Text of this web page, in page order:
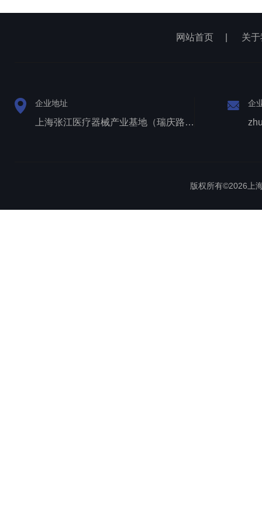
网站首页 关
企业地址
上海张江医疗器械产业基地（瑞庆路528号）
企
版权所有©2026